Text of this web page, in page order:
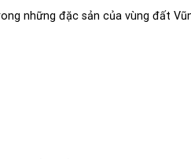
những đặc sản của vùng đất